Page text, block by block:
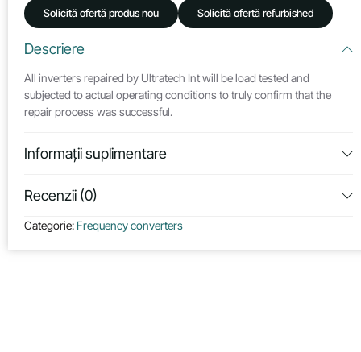
Solicită ofertă produs nou Solicită ofertă refurbished
Descriere
All inverters repaired by Ultratech Int will be load tested and
subjected to actual operating conditions to truly confirm that the
repair process was successful.
Informații suplimentare
Recenzii (0)
Categorie: Frequency converters